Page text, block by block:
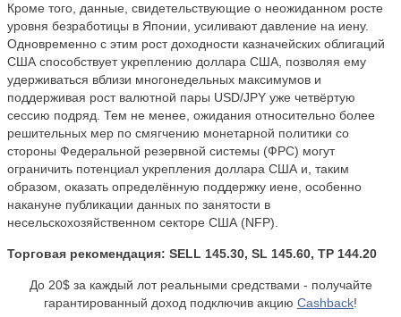
Кроме того, данные, свидетельствующие о неожиданном росте
уровня безработицы в Японии, усиливают давление на иену.
Одновременно с этим рост доходности казначейских облигаций
США способствует укреплению доллара США, позволяя ему
удерживаться вблизи многонедельных максимумов и
поддерживая рост валютной пары USD/JPY уже четвёртую
сессию подряд. Тем не менее, ожидания относительно более
решительных мер по смягчению монетарной политики со
стороны Федеральной резервной системы (ФРС) могут
ограничить потенциал укрепления доллара США и, таким
образом, оказать определённую поддержку иене, особенно
накануне публикации данных по занятости в
несельскохозяйственном секторе США (NFP).
Торговая рекомендация: SELL 145.30, SL 145.60, TP 144.20
До 20$ за каждый лот реальными средствами - получайте
гарантированный доход подключив акцию Cashback!